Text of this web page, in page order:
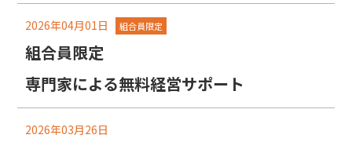
2026年04月01日 組合員限定
組合員限定
専門家による無料経営サポート
2026年03月26日